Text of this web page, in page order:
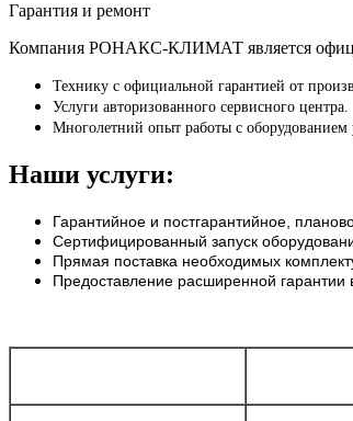
Гарантия и ремонт
Компания РОНАКС-КЛИМАТ является
Технику с официальной гарантией от
Услуги авторизованного сервисного центра.
Многолетний опыт работы с оборудованием
Наши услуги:
Гарантийное и постгарантийное,
Сертифицированный запуск
Прямая поставка необходимых
Предоставление расширенной гарантии